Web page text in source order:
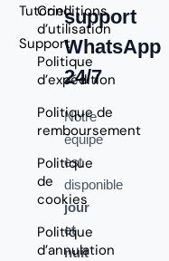
Tutoriel
Support
Conditions
d’utilisation
Politique
d’expédition
Politique de
remboursement
Politique
de
cookies
Politique
d’annulation
support
WhatsApp
24/7
Notre
équipe
est
disponible
jour
et
nuit